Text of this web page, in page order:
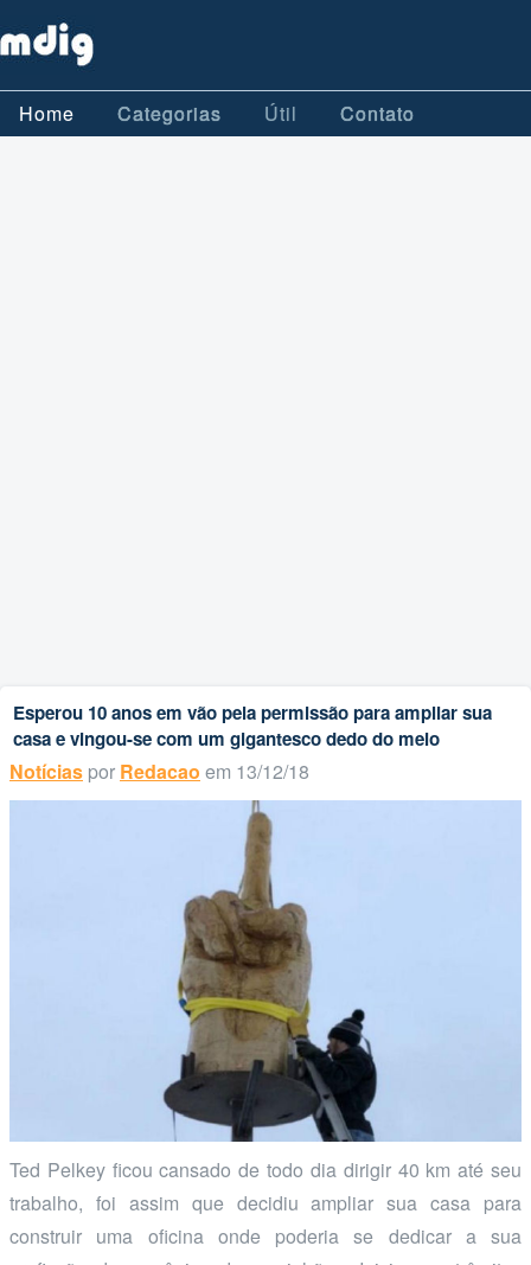
Home Categorias Útil Contato
Esperou 10 anos em vão pela permissão para ampliar sua
casa e vingou-se com um gigantesco dedo do meio
Notícias por Redacao em 13/12/18
Ted Pelkey ficou cansado de todo dia dirigir 40 km até seu
trabalho, foi assim que decidiu ampliar sua casa para
construir uma oficina onde poderia se dedicar a sua